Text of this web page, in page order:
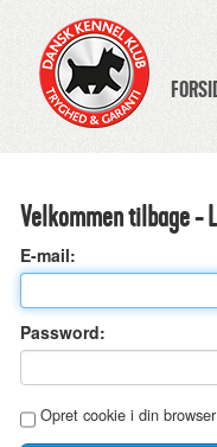
Velkommen tilbage -
E-mail:
Password:
Opret cookie i din